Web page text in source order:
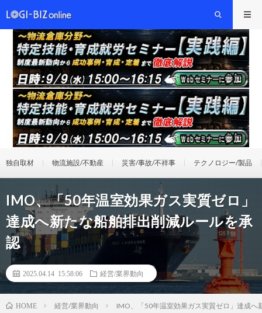
独自取材 物流施設/不動産 災害/事故/不祥事 テクノロジー/製品
IMO、「50年温室効果ガス実質ゼロ」
達成へ新たな船舶排出削減ルールを承
認
2025.04.14 15:58:06 経営/業界動向
HOME 経営/業界動向 IMO、「50年温室効果ガス実質ゼロ」達成へ